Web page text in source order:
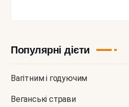
Популярні дієти
Вагітним і годуючим
Веганські страви